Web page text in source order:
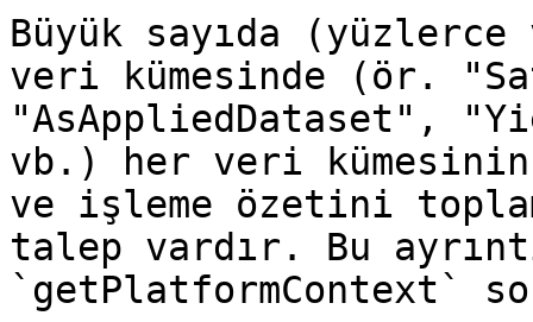
Büyük sayıda
veri kümesinde (ör.
"AsAppliedDataset",
vb.) her veri kümesinin
ve işleme özetini
talep vardır. Bu
`getPlatformContext`